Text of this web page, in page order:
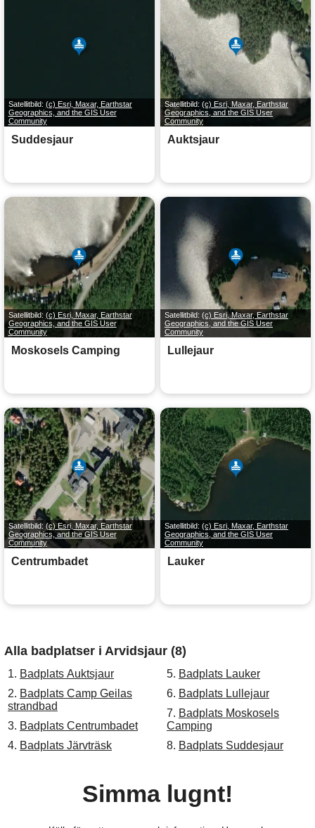
Satellitbild: (c) Esri, Maxar, Earthstar
Geographics, and the GIS User
Community
Suddesjaur
Satellitbild: (c) Esri, Maxar, Earthstar
Geographics, and the GIS User
Community
Auktsjaur
Satellitbild: (c) Esri, Maxar, Earthstar
Geographics, and the GIS User
Community
Moskosels Camping
Satellitbild: (c) Esri, Maxar, Earthstar
Geographics, and the GIS User
Community
Lullejaur
Satellitbild: (c) Esri, Maxar, Earthstar
Geographics, and the GIS User
Community
Centrumbadet
Satellitbild: (c) Esri, Maxar, Earthstar
Geographics, and the GIS User
Community
Lauker
Alla badplatser i Arvidsjaur (8)
1. Badplats Auktsjaur
2. Badplats Camp Geilas
strandbad
3. Badplats Centrumbadet
4. Badplats Järvträsk
5. Badplats Lauker
6. Badplats Lullejaur
7. Badplats Moskosels
Camping
8. Badplats Suddesjaur
Simma lugnt!